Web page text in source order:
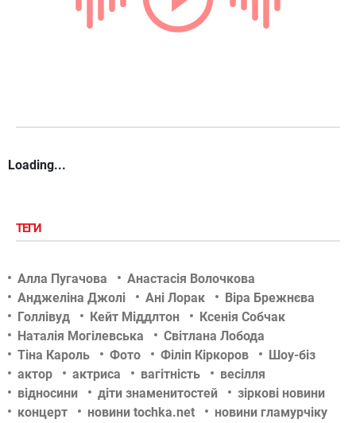
Loading...
ТЕГИ
Алла Пугачова
Анастасія Волочкова
Анджеліна Джолі
Ані Лорак
Віра Брежнєва
Голлівуд
Кейт Міддлтон
Ксенія Собчак
Наталія Могілевська
Світлана Лобода
Тіна Кароль
Фото Філіп Кіркоров
Шоу-біз
актор
актриса вагітність
весілля
відносини
діти знаменитостей
зіркові новини
концерт
новини tochka.net
новини гламурчіку